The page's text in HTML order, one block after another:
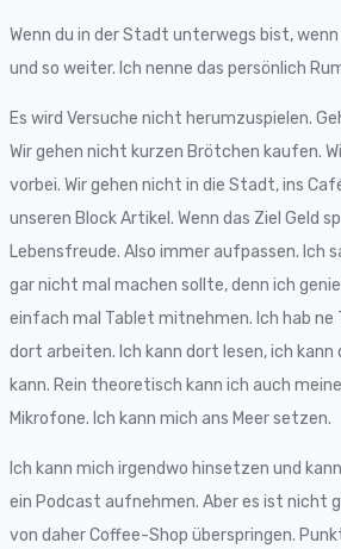
Wenn du in der Stadt unterwegs bist,
und so weiter. Ich nenne das persönlich
Es wird Versuche nicht herumzuspielen.
Wir gehen nicht kurzen Brötchen kaufen.
vorbei. Wir gehen nicht in die Stadt, ins
unseren Block Artikel. Wenn das Ziel Geld
Lebensfreude. Also immer aufpassen. Ich
gar nicht mal machen sollte, denn ich
einfach mal Tablet mitnehmen. Ich hab ne
dort arbeiten. Ich kann dort lesen, ich kann
kann. Rein theoretisch kann ich auch
Mikrofone. Ich kann mich ans Meer setzen.
Ich kann mich irgendwo hinsetzen und
ein Podcast aufnehmen. Aber es ist nicht
von daher Coffee-Shop überspringen.